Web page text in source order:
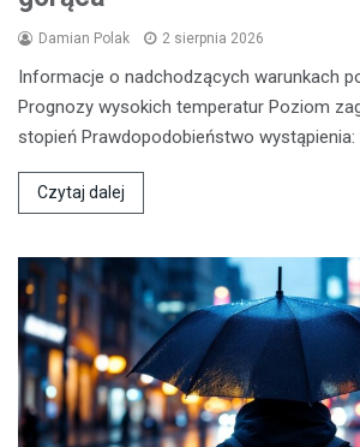
Damian Polak 2 sierpnia 2026
Informacje o nadchodzących warunkach
Prognozy wysokich temperatur Poziom
stopień Prawdopodobieństwo wystąpienia:
Czytaj dalej